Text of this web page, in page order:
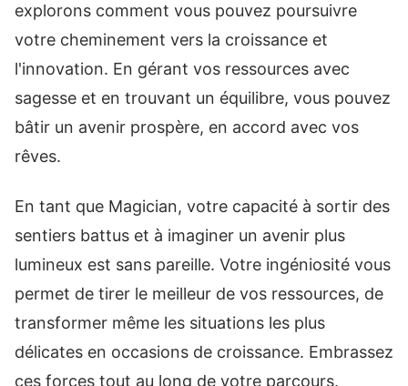
explorons comment vous pouvez poursuivre
votre cheminement vers la croissance et
l'innovation. En gérant vos ressources avec
sagesse et en trouvant un équilibre, vous pouvez
bâtir un avenir prospère, en accord avec vos
rêves.
En tant que Magician, votre capacité à sortir des
sentiers battus et à imaginer un avenir plus
lumineux est sans pareille. Votre ingéniosité vous
permet de tirer le meilleur de vos ressources, de
transformer même les situations les plus
délicates en occasions de croissance. Embrassez
ces forces tout au long de votre parcours.